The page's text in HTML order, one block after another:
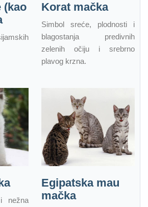
(kao
Korat mačka
Simbol sreće, plodnosti i
blagostanja predivnih
zelenih očiju i srebrno
plavog krzna.
nežna
Egipatska mau
mačka